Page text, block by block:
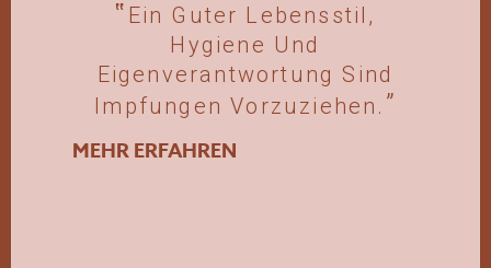
Ein Guter Lebensstil,
Hygiene Und
Eigenverantwortung Sind
Impfungen Vorzuziehen.
MEHR ERFAHREN